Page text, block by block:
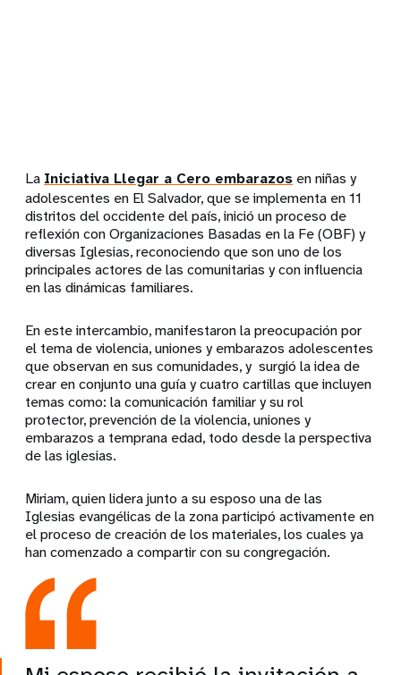
La Iniciativa Llegar a Cero embarazos en niñas y
adolescentes en El Salvador, que se implementa en 11
distritos del occidente del país, inició un proceso de
reflexión con Organizaciones Basadas en la Fe (OBF) y
diversas Iglesias, reconociendo que son uno de los
principales actores de las comunitarias y con influencia
en las dinámicas familiares.
En este intercambio, manifestaron la preocupación por
el tema de violencia, uniones y embarazos adolescentes
que observan en sus comunidades, y surgió la idea de
crear en conjunto una guía y cuatro cartillas que incluyen
temas como: la comunicación familiar y su rol
protector, prevención de la violencia, uniones y
embarazos a temprana edad, todo desde la perspectiva
de las iglesias.
Miriam, quien lidera junto a su esposo una de las
Iglesias evangélicas de la zona participó activamente en
el proceso de creación de los materiales, los cuales ya
han comenzado a compartir con su congregación.